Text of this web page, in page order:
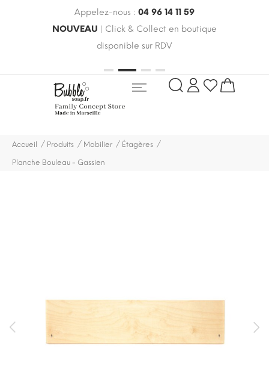
Appelez-nous : 04 96 14 11 59
NOUVEAU | Click & Collect en boutique
disponible sur RDV
Accueil Produits Mobilier Étagères
Planche Bouleau - Gassien